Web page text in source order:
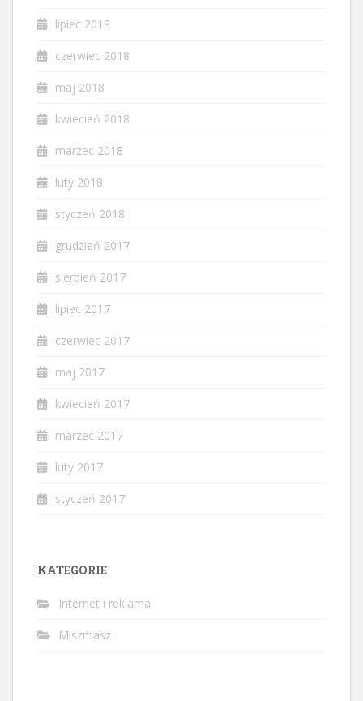
lipiec 2018
czerwiec 2018
maj 2018
kwiecień 2018
marzec 2018
luty 2018
styczeń 2018
grudzień 2017
sierpień 2017
lipiec 2017
czerwiec 2017
maj 2017
kwiecień 2017
marzec 2017
luty 2017
styczeń 2017
KATEGORIE
Internet i reklama
Miszmasz